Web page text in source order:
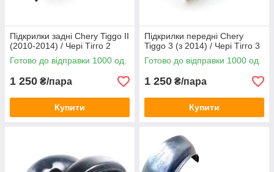
Підкрилки задні Chery Tiggo II
(2010-2014) / Чері Тігго 2
Готово до відправки 1000 од.
1 250 ₴/пара
Купити
Підкрилки передні Chery
Tiggo 3 (з 2014) / Чері Тігго 3
Готово до відправки 1000 од.
1 250 ₴/пара
Купити